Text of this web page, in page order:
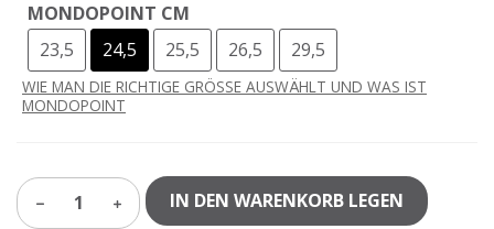
MONDOPOINT CM
23,5
24,5 25,5 26,5 29,5
WIE MAN DIE RICHTIGE GRÖSSE AUSWÄHLT UND WAS IST
MONDOPOINT
1 IN DEN WARENKORB LEGEN